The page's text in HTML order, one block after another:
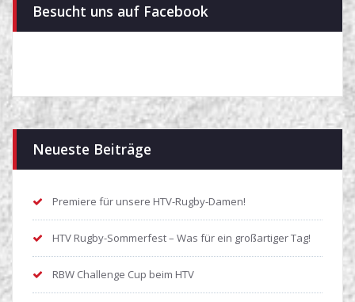
Besucht uns auf Facebook
Neueste Beiträge
Premiere für unsere HTV-Rugby-Damen!
HTV Rugby-Sommerfest – Was für ein großartiger Tag!
RBW Challenge Cup beim HTV